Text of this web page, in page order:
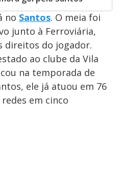
no Santos. O meia foi
junto à Ferroviária,
direitos do jogador.
ao clube da Vila
na temporada de
ele já atuou em 76
em cinco